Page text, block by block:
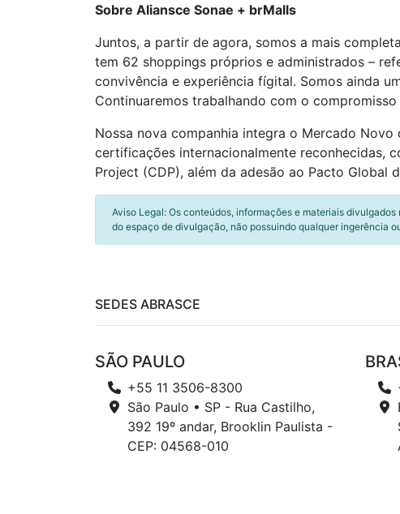
Sobre Aliansce Sonae + brMalls
Juntos, a partir de agora, somos a mais
tem 62 shoppings próprios e administrados –
convivência e experiência fígital. Somos ainda
Continuaremos trabalhando com o
Nossa nova companhia integra o Mercado
certificações internacionalmente reconhecidas,
Project (CDP), além da adesão ao Pacto Global
Aviso Legal: Os conteúdos, informações e materiais
do espaço de divulgação, não possuindo qualquer ingerência
SEDES ABRASCE
SÃO PAULO
+55 11 3506-8300
São Paulo • SP - Rua Castilho,
392 19º andar, Brooklin Paulista -
CEP: 04568-010